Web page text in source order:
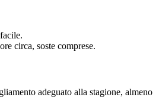
facile.
circa, soste comprese.
adeguato alla stagione, almeno